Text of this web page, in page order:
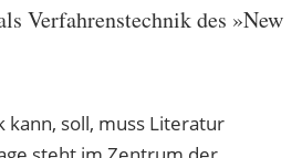
Verfahrenstechnik des »New
soll, muss Literatur